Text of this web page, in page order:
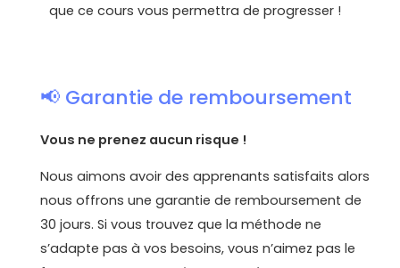
que ce cours vous permettra de progresser !
📢 Garantie de remboursement
Vous ne prenez aucun risque !
Nous aimons avoir des apprenants satisfaits alors
nous offrons une garantie de remboursement de
30 jours. Si vous trouvez que la méthode ne
s’adapte pas à vos besoins, vous n’aimez pas le